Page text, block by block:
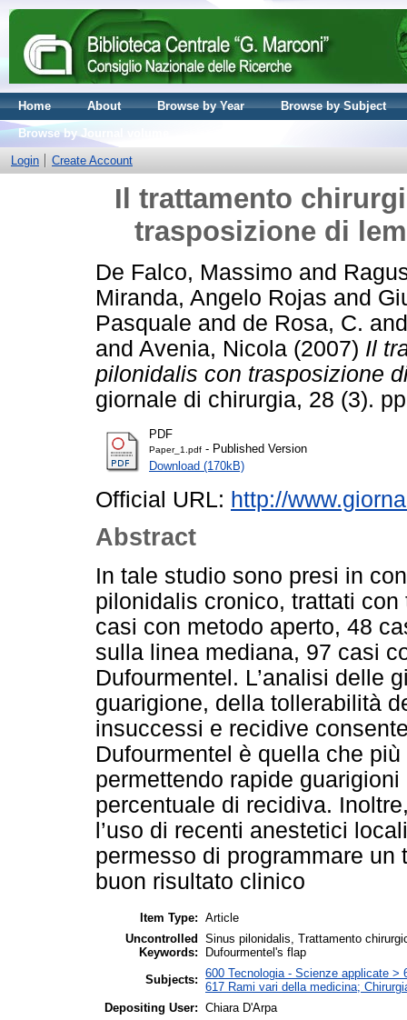
Home About Browse by Year
Browse by Subject
Browse by Journal volume
Login
Create Account
Il trattamento
trasposizione di
De Falco, Massimo and
Miranda, Angelo Rojas and
Pasquale and de Rosa, C.
and Avenia, Nicola (2007) Il
pilonidalis con trasposizione
giornale di chirurgia, 28 (3).
PDF
Paper_1.pdf - Published Version
Download (170kB)
Official URL: http://
Abstract
In tale studio sono presi in
pilonidalis cronico, trattati
casi con metodo aperto, 48
sulla linea mediana, 97 casi
Dufourmentel. L’analisi delle
guarigione, della tollerabilità
insuccessi e recidive
Dufourmentel è quella che
permettendo rapide
percentuale di recidiva.
l’uso di recenti anestetici
permesso di programmare
buon risultato clinico
Item Type: Article
Uncontrolled
Keywords:
Sinus pilonidalis, Trattamento
Dufourmentel's flap
Subjects: 600 Tecnologia - Scienze applicate
617 Rami vari della medicina;
Depositing User: Chiara D'Arpa